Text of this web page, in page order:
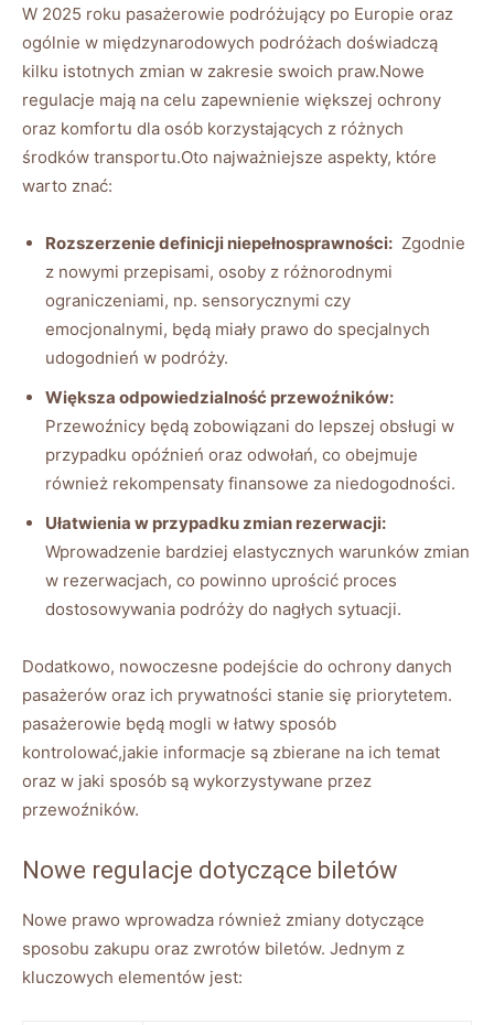
W ​2025 roku pasażerowie podróżujący po‌ Europie ​oraz ​
ogólnie ⁣w międzynarodowych podróżach doświadczą
kilku istotnych⁣ zmian w zakresie swoich praw.Nowe
regulacje mają na celu zapewnienie większej ochrony
oraz komfortu dla​ osób korzystających z różnych⁢
środków ⁤transportu.Oto najważniejsze aspekty, które
warto znać:
Rozszerzenie​ definicji niepełnosprawności: ⁣ Zgodnie‌
z nowymi ‍przepisami, osoby⁤ z‌ różnorodnymi ​
ograniczeniami, ‌np. ​sensorycznymi czy
emocjonalnymi, będą ​miały ⁣prawo do ‌specjalnych
udogodnień w podróży.
Większa odpowiedzialność przewoźników:
Przewoźnicy będą ⁣zobowiązani do lepszej obsługi w
przypadku opóźnień oraz⁣ odwołań, co obejmuje
również rekompensaty finansowe ‍za niedogodności.
Ułatwienia w przypadku zmian rezerwacji:
⁢Wprowadzenie⁣ bardziej⁢ elastycznych warunków zmian
w rezerwacjach, co ⁣powinno ​uprościć proces
dostosowywania podróży⁢ do nagłych sytuacji.
Dodatkowo, nowoczesne podejście do ochrony danych
pasażerów oraz ich ​prywatności​ stanie się⁤ priorytetem.
pasażerowie będą ⁤mogli w łatwy sposób
kontrolować,jakie⁢ informacje są ⁣zbierane na ich temat
oraz ⁣w jaki sposób⁣ są wykorzystywane ⁢przez
przewoźników.
Nowe⁤ regulacje dotyczące biletów
Nowe⁣ prawo wprowadza ⁤również zmiany dotyczące
sposobu zakupu oraz zwrotów ⁢biletów. Jednym z
kluczowych elementów jest: